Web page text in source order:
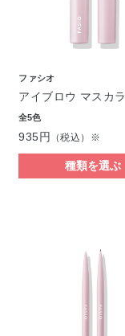
ファシオ
アイブロウ マスカラ
全5色
935円 （税込）※
種類を選ぶ